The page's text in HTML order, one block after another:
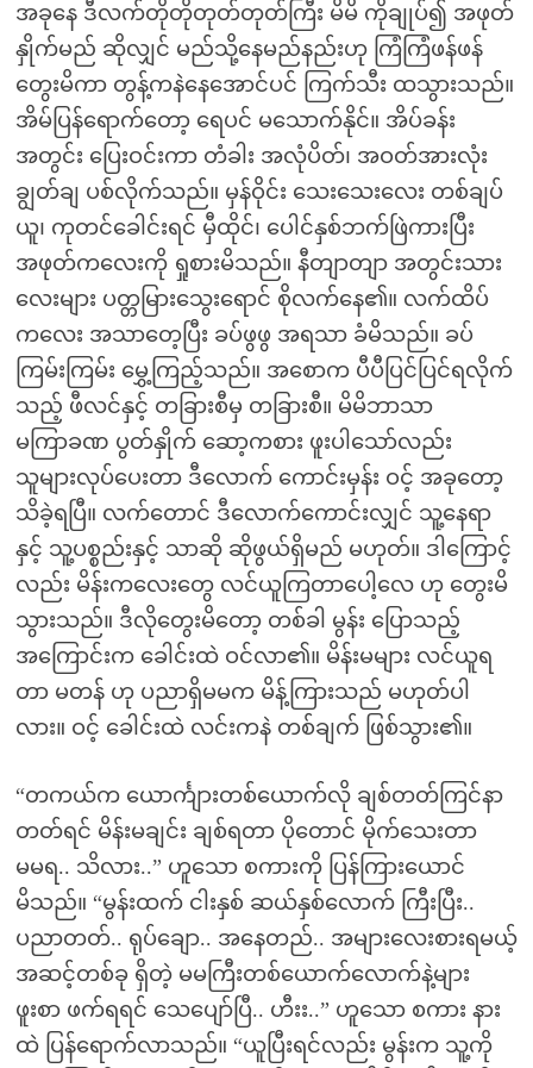
အခုနေ ဒီလက်တိုတိုတုတ်တုတ်ကြီး မိမိ ကိုချုပ်၍ အဖုတ်
နှိုက်မည် ဆိုလျှင် မည်သို့နေမည်နည်းဟု ကြံကြံဖန်ဖန်
တွေးမိကာ တွန့်ကနဲနေအောင်ပင် ကြက်သီး ထသွားသည်။
အိမ်ပြန်ရောက်တော့ ရေပင် မသောက်နိုင်။ အိပ်ခန်း
အတွင်း ပြေးဝင်းကာ တံခါး အလုံပိတ်၊ အဝတ်အားလုံး
ချွတ်ချ ပစ်လိုက်သည်။ မှန်ဝိုင်း သေးသေးလေး တစ်ချပ်
ယူ၊ ကုတင်ခေါင်းရင် မှီထိုင်၊ ပေါင်နှစ်ဘက်ဖြဲကားပြီး
အဖုတ်ကလေးကို ရှုစားမိသည်။ နီတျာတျာ အတွင်းသား
လေးများ ပတ္တမြားသွေးရောင် စိုလက်နေ၏။ လက်ထိပ်
ကလေး အသာတေ့ပြီး ခပ်ဖွဖွ အရသာ ခံမိသည်။ ခပ်
ကြမ်းကြမ်း မွှေ့ကြည့်သည်။ အစောက ပီပီပြင်ပြင်ရလိုက်
သည့် ဖီလင်နှင့် တခြားစီမှ တခြားစီ။ မိမိဘာသာ
မကြာခဏ ပွတ်နှိုက် ဆော့ကစား ဖူးပါသော်လည်း
သူများလုပ်ပေးတာ ဒီလောက် ကောင်းမှန်း ဝင့် အခုတော့
သိခဲ့ရပြီ။ လက်တောင် ဒီလောက်ကောင်းလျှင် သူ့နေရာ
နှင့် သူ့ပစ္စည်းနှင့် သာဆို ဆိုဖွယ်ရှိမည် မဟုတ်။ ဒါကြောင့်
လည်း မိန်းကလေးတွေ လင်ယူကြတာပေါ့လေ ဟု တွေးမိ
သွားသည်။ ဒီလိုတွေးမိတော့ တစ်ခါ မွန်း ပြောသည့်
အကြောင်းက ခေါင်းထဲ ဝင်လာ၏။ မိန်းမများ လင်ယူရ
တာ မတန် ဟု ပညာရှိမမက မိန့်ကြားသည် မဟုတ်ပါ
လား။ ဝင့် ခေါင်းထဲ လင်းကနဲ တစ်ချက် ဖြစ်သွား၏။
“တကယ်က ယောင်္ကျားတစ်ယောက်လို ချစ်တတ်ကြင်နာ
တတ်ရင် မိန်းမချင်း ချစ်ရတာ ပိုတောင် မိုက်သေးတာ
မမရ.. သိလား..” ဟူသော စကားကို ပြန်ကြားယောင်
မိသည်။ “မွန်းထက် ငါးနှစ် ဆယ်နှစ်လောက် ကြီးပြီး..
ပညာတတ်.. ရုပ်ချော.. အနေတည်.. အများလေးစားရမယ့်
အဆင့်တစ်ခု ရှိတဲ့ မမကြီးတစ်ယောက်လောက်နဲ့များ
ဖူးစာ ဖက်ရရင် သေပျော်ပြီ.. ဟီးး..” ဟူသော စကား နား
ထဲ ပြန်ရောက်လာသည်။ “ယူပြီးရင်လည်း မွန်းက သူ့ကို